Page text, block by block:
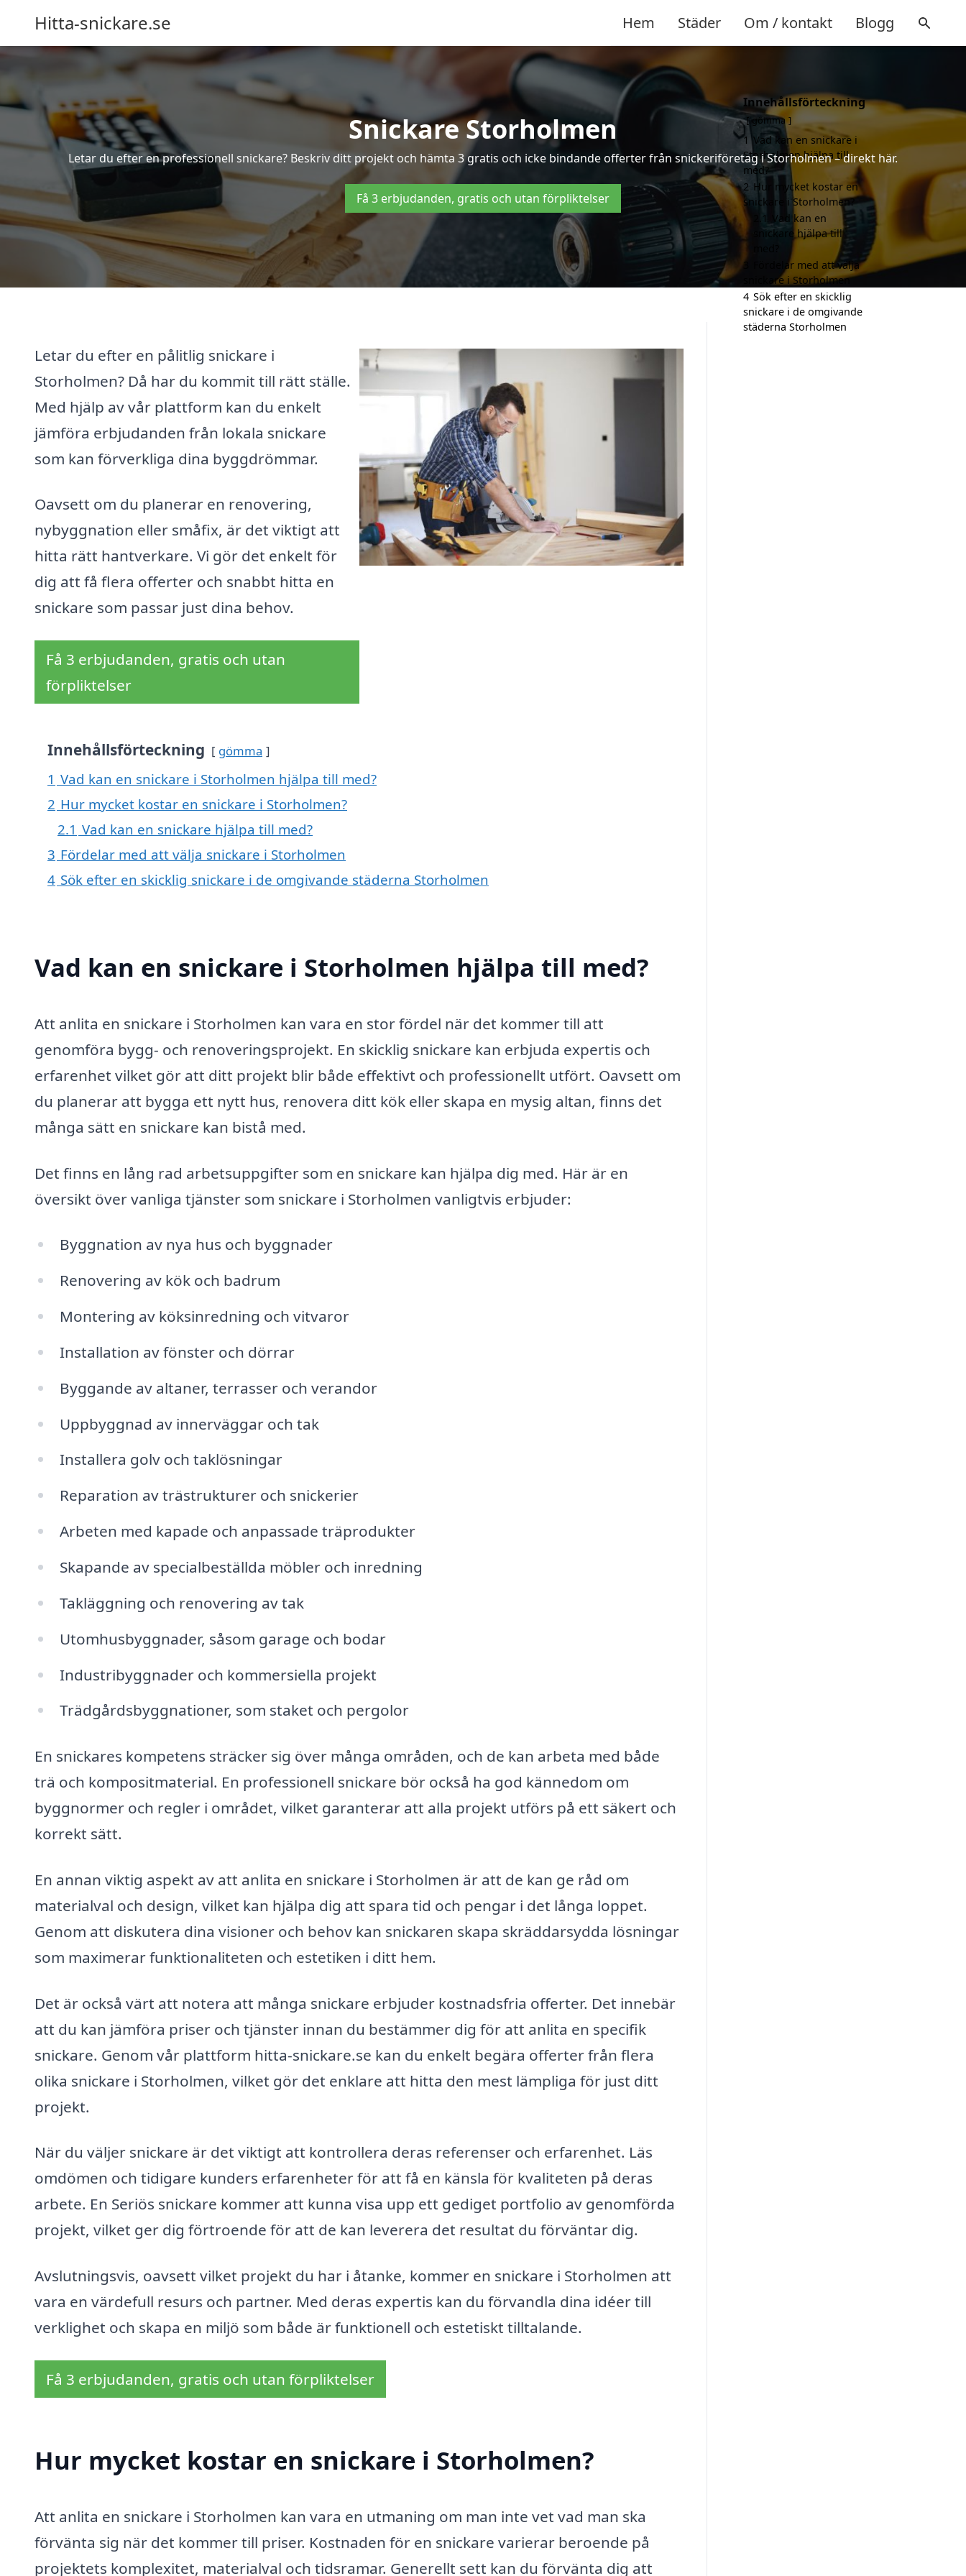
Hitta-snickare.se Hem Städer Om / kontakt Blogg
Snickare Storholmen
Letar du efter en professionell snickare? Beskriv ditt projekt och hämta 3 gratis och icke bindande offerter från snickeriföretag i Storholmen – direkt här.
Få 3 erbjudanden, gratis och utan förpliktelser
Letar du efter en pålitlig snickare i
Storholmen? Då har du kommit till rätt ställe.
Med hjälp av vår plattform kan du enkelt
jämföra erbjudanden från lokala snickare
som kan förverkliga dina byggdrömmar.
Oavsett om du planerar en renovering,
nybyggnation eller småfix, är det viktigt att
hitta rätt hantverkare. Vi gör det enkelt för
dig att få flera offerter och snabbt hitta en
snickare som passar just dina behov.
Få 3 erbjudanden, gratis och utan
förpliktelser
Innehållsförteckning gömma
1 Vad kan en snickare i Storholmen hjälpa till med?
2 Hur mycket kostar en snickare i Storholmen?
2.1 Vad kan en snickare hjälpa till med?
3 Fördelar med att välja snickare i Storholmen
4 Sök efter en skicklig snickare i de omgivande städerna Storholmen
Vad kan en snickare i Storholmen hjälpa till med?
Att anlita en snickare i Storholmen kan vara en stor fördel när det kommer till att
genomföra bygg- och renoveringsprojekt. En skicklig snickare kan erbjuda expertis och
erfarenhet vilket gör att ditt projekt blir både effektivt och professionellt utfört. Oavsett om
du planerar att bygga ett nytt hus, renovera ditt kök eller skapa en mysig altan, finns det
många sätt en snickare kan bistå med.
Det finns en lång rad arbetsuppgifter som en snickare kan hjälpa dig med. Här är en
översikt över vanliga tjänster som snickare i Storholmen vanligtvis erbjuder:
Byggnation av nya hus och byggnader
Renovering av kök och badrum
Montering av köksinredning och vitvaror
Installation av fönster och dörrar
Byggande av altaner, terrasser och verandor
Uppbyggnad av innerväggar och tak
Installera golv och taklösningar
Reparation av trästrukturer och snickerier
Arbeten med kapade och anpassade träprodukter
Skapande av specialbeställda möbler och inredning
Takläggning och renovering av tak
Utomhusbyggnader, såsom garage och bodar
Industribyggnader och kommersiella projekt
Trädgårdsbyggnationer, som staket och pergolor
En snickares kompetens sträcker sig över många områden, och de kan arbeta med både
trä och ­kompositmaterial. En professionell snickare bör också ha god kännedom om
byggnormer och regler i området, vilket garanterar att alla projekt utförs på ett säkert och
korrekt sätt.
En annan viktig aspekt av att anlita en snickare i Storholmen är att de kan ge råd om
materialval och design, vilket kan hjälpa dig att spara tid och pengar i det långa loppet.
Genom att diskutera dina visioner och behov kan snickaren skapa skräddarsydda lösningar
som maximerar funktionaliteten och estetiken i ditt hem.
Det är också värt att notera att många snickare erbjuder kostnadsfria offerter. Det innebär
att du kan jämföra priser och tjänster innan du bestämmer dig för att anlita en specifik
snickare. Genom vår plattform hitta-snickare.se kan du enkelt begära offerter från flera
olika snickare i Storholmen, vilket gör det enklare att hitta den mest lämpliga för just ditt
projekt.
När du väljer snickare är det viktigt att kontrollera deras referenser och erfarenhet. Läs
omdömen och tidigare kunders erfarenheter för att få en känsla för kvaliteten på deras
arbete. En Seriös snickare kommer att kunna visa upp ett gediget portfolio av genomförda
projekt, vilket ger dig förtroende för att de kan leverera det resultat du förväntar dig.
Avslutningsvis, oavsett vilket projekt du har i åtanke, kommer en snickare i Storholmen att
vara en värdefull resurs och partner. Med deras expertis kan du förvandla dina idéer till
verklighet och skapa en miljö som både är funktionell och estetiskt tilltalande.
Få 3 erbjudanden, gratis och utan förpliktelser
Hur mycket kostar en snickare i Storholmen?
Att anlita en snickare i Storholmen kan vara en utmaning om man inte vet vad man ska
förvänta sig när det kommer till priser. Kostnaden för en snickare varierar beroende på
projektets komplexitet, materialval och tidsramar. Generellt sett kan du förvänta dig att
Innehållsförteckning
gömma
1 Vad kan en snickare i
Storholmen hjälpa till
med?
2 Hur mycket kostar en
snickare i Storholmen?
2.1
Vad kan en
snickare hjälpa till
3
Fördelar med att välja
snickare i Storholmen
4 Sök efter en skicklig
snickare i de omgivande
städerna Storholmen